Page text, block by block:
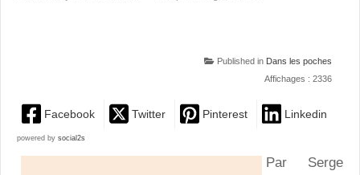
Published in Dans les poches
Affichages : 2336
Facebook Twitter Pinterest Linkedin
powered by social2s
Par Serge